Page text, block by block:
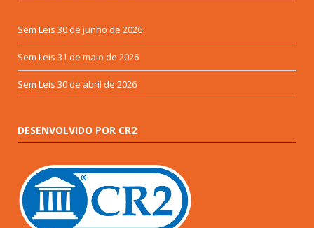
Sem Leis 30 de junho de 2026
Sem Leis 31 de maio de 2026
Sem Leis 30 de abril de 2026
DESENVOLVIDO POR CR2